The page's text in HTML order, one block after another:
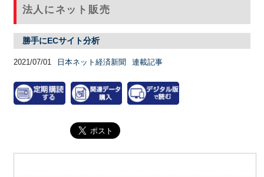
法人にネット販売
勝手にECサイト分析
2021/07/01 日本ネット経済新聞 連載記事